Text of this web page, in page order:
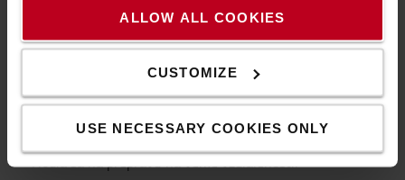
ALLOW ALL COOKIES
CUSTOMIZE
USE NECESSARY COOKIES ONLY
typoch ľahkých prevádzok.
dlhšie vzdialenosti, má vysokú nosnosť a kompaktnosť,
optimálnu stabilitu a zvýšenú bezpečnosť.
Elektrické paletové vozíky – stojaca obsluhasú
nízkozdvižné vozíky so stojacou obsluhou, ktoré chránia
Hodia sa na prepravu na veľké vzdialenosti.